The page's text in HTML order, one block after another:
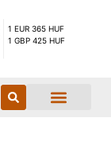
1 EUR 365 HUF
1 GBP 425 HUF